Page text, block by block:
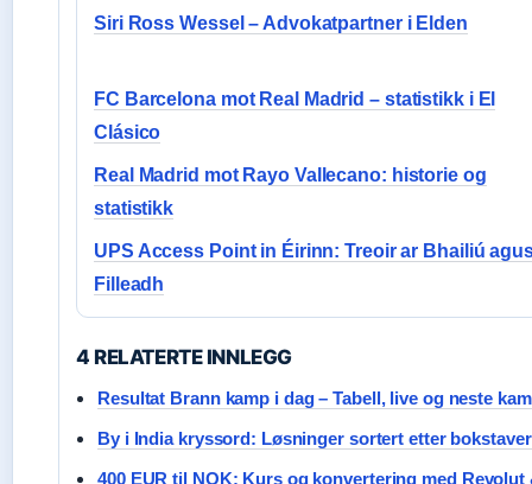
Siri Ross Wessel – Advokatpartner i Elden
FC Barcelona mot Real Madrid – statistikk i El
Clásico
Real Madrid mot Rayo Vallecano: historie og
statistikk
UPS Access Point in Éirinn: Treoir ar Bhailiú
Filleadh
4 RELATERTE INNLEGG
Resultat Brann kamp i dag – Tabell, live og neste
By i India kryssord: Løsninger sortert etter bokstaver
400 EUR til NOK: Kurs og konvertering med Revolut